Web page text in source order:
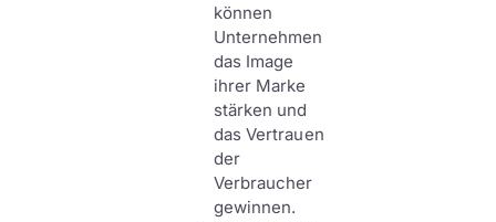
können
Unternehmen
das Image
ihrer Marke
stärken und
das Vertrauen
der
Verbraucher
gewinnen.